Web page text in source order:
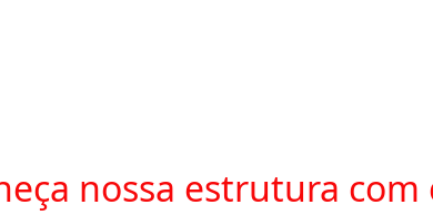
nossa estrutura